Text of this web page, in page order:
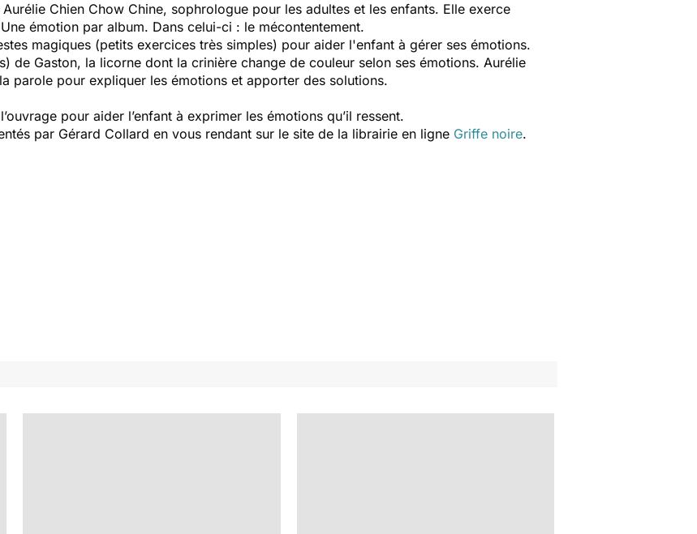
Chien Chow Chine, sophrologue pour les adultes et les enfants. Elle exerce
émotion par album. Dans celui-ci : le mécontentement.
magiques (petits exercices très simples) pour aider l'enfant à gérer ses émotions.
de Gaston, la licorne dont la crinière change de couleur selon ses émotions. Aurélie
parole pour expliquer les émotions et apporter des solutions.
pour aider l’enfant à exprimer les émotions qu’il ressent.
par Gérard Collard en vous rendant sur le site de la librairie en ligne Griffe noire.